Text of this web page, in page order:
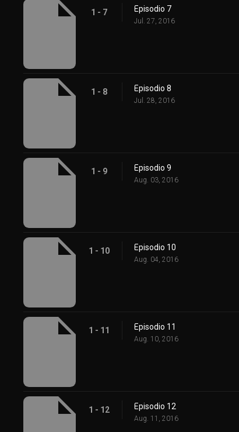
1 - 7 Episodio 7
Jul. 27, 2016
1 - 8 Episodio 8
Jul. 28, 2016
1 - 9 Episodio 9
Aug. 03, 2016
1 - 10 Episodio 10
Aug. 04, 2016
1 - 11 Episodio 11
Aug. 10, 2016
1 - 12 Episodio 12
Aug. 11, 2016